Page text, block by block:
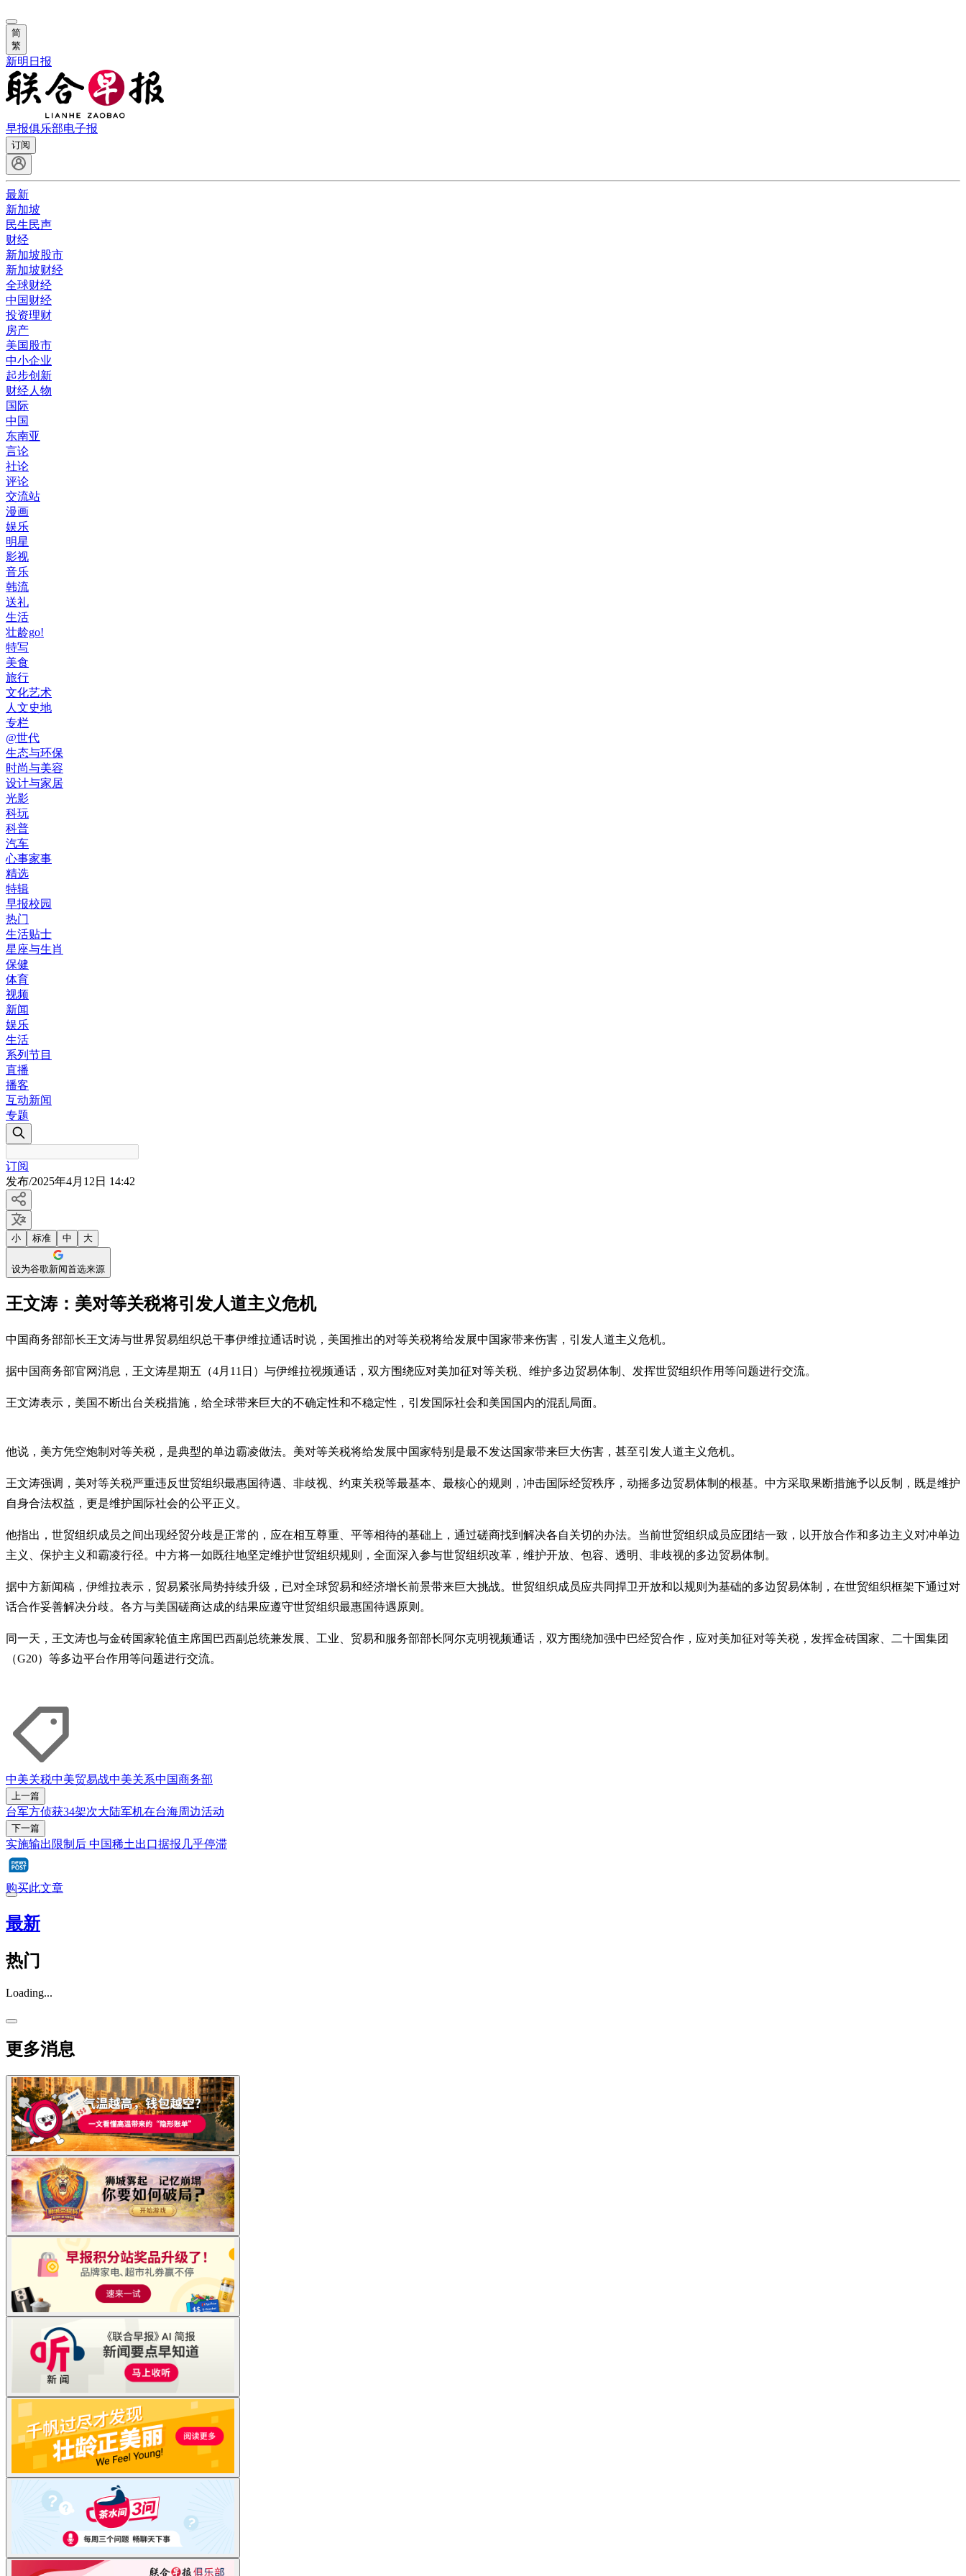
简
繁
新明日报
早报俱乐部电子报
订阅
最新
新加坡
民生民声
财经
新加坡股市
新加坡财经
全球财经
中国财经
投资理财
房产
美国股市
中小企业
起步创新
财经人物
国际
中国
东南亚
言论
社论
评论
交流站
漫画
娱乐
明星
影视
音乐
韩流
送礼
生活
壮龄go!
特写
美食
旅行
文化艺术
人文史地
专栏
@世代
生态与环保
时尚与美容
设计与家居
光影
科玩
科普
汽车
心事家事
精选
特辑
早报校园
热门
生活贴士
星座与生肖
保健
体育
视频
新闻
娱乐
生活
系列节目
直播
播客
互动新闻
专题
订阅
发布/2025年4月12日 14:42
小 标准 中 大
设为谷歌新闻首选来源
王文涛：美对等关税将引发人道主义危机
中国商务部部长王文涛与世界贸易组织总干事伊维拉通话时说，美国推出的对等关税将给发展中国家带来伤害，引发人道主义危机。
据中国商务部官网消息，王文涛星期五（4月11日）与伊维拉视频通话，双方围绕应对美加征对等关税、维护多边贸易体制、发挥世贸组织作用等问题进行交流。
王文涛表示，美国不断出台关税措施，给全球带来巨大的不确定性和不稳定性，引发国际社会和美国国内的混乱局面。
他说，美方凭空炮制对等关税，是典型的单边霸凌做法。美对等关税将给发展中国家特别是最不发达国家带来巨大伤害，甚至引发人道主义危机。
王文涛强调，美对等关税严重违反世贸组织最惠国待遇、非歧视、约束关税等最基本、最核心的规则，冲击国际经贸秩序，动摇多边贸易体制的根基。中方采取果断措施予以反制，既是维护
自身合法权益，更是维护国际社会的公平正义。
他指出，世贸组织成员之间出现经贸分歧是正常的，应在相互尊重、平等相待的基础上，通过磋商找到解决各自关切的办法。当前世贸组织成员应团结一致，以开放合作和多边主义对冲单边
主义、保护主义和霸凌行径。中方将一如既往地坚定维护世贸组织规则，全面深入参与世贸组织改革，维护开放、包容、透明、非歧视的多边贸易体制。
据中方新闻稿，伊维拉表示，贸易紧张局势持续升级，已对全球贸易和经济增长前景带来巨大挑战。世贸组织成员应共同捍卫开放和以规则为基础的多边贸易体制，在世贸组织框架下通过对
话合作妥善解决分歧。各方与美国磋商达成的结果应遵守世贸组织最惠国待遇原则。
同一天，王文涛也与金砖国家轮值主席国巴西副总统兼发展、工业、贸易和服务部部长阿尔克明视频通话，双方围绕加强中巴经贸合作，应对美加征对等关税，发挥金砖国家、二十国集团
（G20）等多边平台作用等问题进行交流。
中美关税中美贸易战中美关系中国商务部
上一篇
台军方侦获34架次大陆军机在台海周边活动
下一篇
实施输出限制后 中国稀土出口据报几乎停滞
购买此文章
最新
热门
Loading...
更多消息